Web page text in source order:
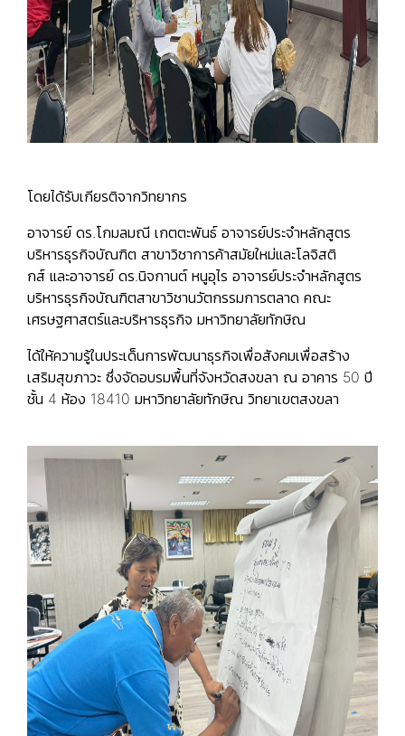
โดยได้รับเกียรติจากวิทยากร
อาจารย์ ดร.โกมลมณี เกตตะพันธ์ อาจารย์ประจำหลักสูตร
บริหารธุรกิจบัณฑิต สาขาวิชาการค้าสมัยใหม่และโลจิสติ
กส์ และอาจารย์ ดร.นิจกานต์ หนูอุไร อาจารย์ประจำหลักสูตร
บริหารธุรกิจบัณฑิตสาขาวิชานวัตกรรมการตลาด คณะ
เศรษฐศาสตร์และบริหารธุรกิจ มหาวิทยาลัยทักษิณ
ได้ให้ความรู้ในประเด็นการพัฒนาธุรกิจเพื่อสังคมเพื่อสร้าง
เสริมสุขภาวะ ซึ่งจัดอบรมพื้นที่จังหวัดสงขลา ณ อาคาร 50 ปี
ชั้น 4 ห้อง 18410 มหาวิทยาลัยทักษิณ วิทยาเขตสงขลา